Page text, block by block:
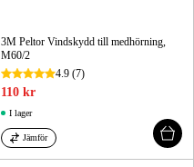
3M Peltor Vindskydd till medhörning,
M60/2
4.9 (7)
110 kr
I lager
Jämför